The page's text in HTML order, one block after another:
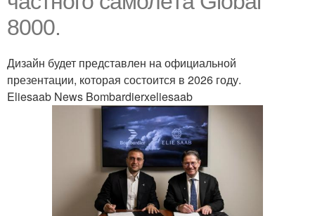
8000.
Дизайн будет представлен на официальной
презентации, которая состоится в 2026 году.
Eliesaab News Bombardierxeliesaab